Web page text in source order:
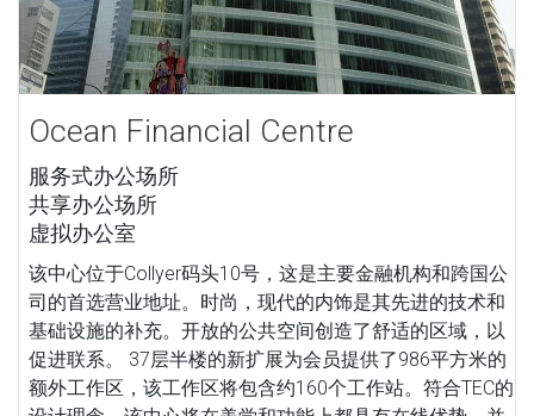
Ocean Financial Centre
服务式办公场所
共享办公场所
虚拟办公室
该中心位于Collyer码头10号，这是主要金融机构和跨国公
司的首选营业地址。时尚，现代的内饰是其先进的技术和
基础设施的补充。开放的公共空间创造了舒适的区域，以
促进联系。 37层半楼的新扩展为会员提供了986平方米的
额外工作区，该工作区将包含约160个工作站。符合TEC的